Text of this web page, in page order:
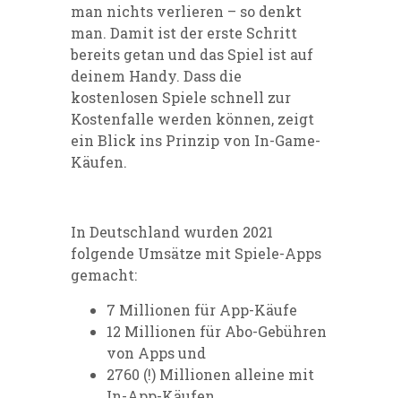
man nichts verlieren – so denkt
man. Damit ist der erste Schritt
bereits getan und das Spiel ist auf
deinem Handy. Dass die
kostenlosen Spiele schnell zur
Kostenfalle werden können, zeigt
ein Blick ins Prinzip von In-Game-
Käufen.
In Deutschland wurden 2021
folgende Umsätze mit Spiele-Apps
gemacht:
7 Millionen für App-Käufe
12 Millionen für Abo-Gebühren
von Apps und
2760 (!) Millionen alleine mit